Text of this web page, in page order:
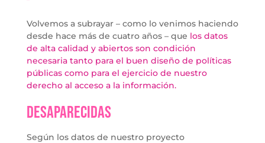
Volvemos a subrayar – como lo venimos haciendo
desde hace más de cuatro años – que los datos
de alta calidad y abiertos son condición
necesaria tanto para el buen diseño de políticas
públicas como para el ejercicio de nuestro
derecho al acceso a la información.
Desaparecidas
Según los datos de nuestro proyecto